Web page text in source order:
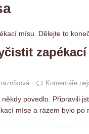
Komentáře
povedlo. Připravili
míse a rázem bylo po